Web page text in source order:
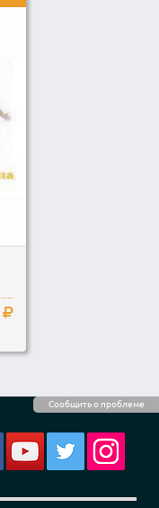
Сообщить о проблеме